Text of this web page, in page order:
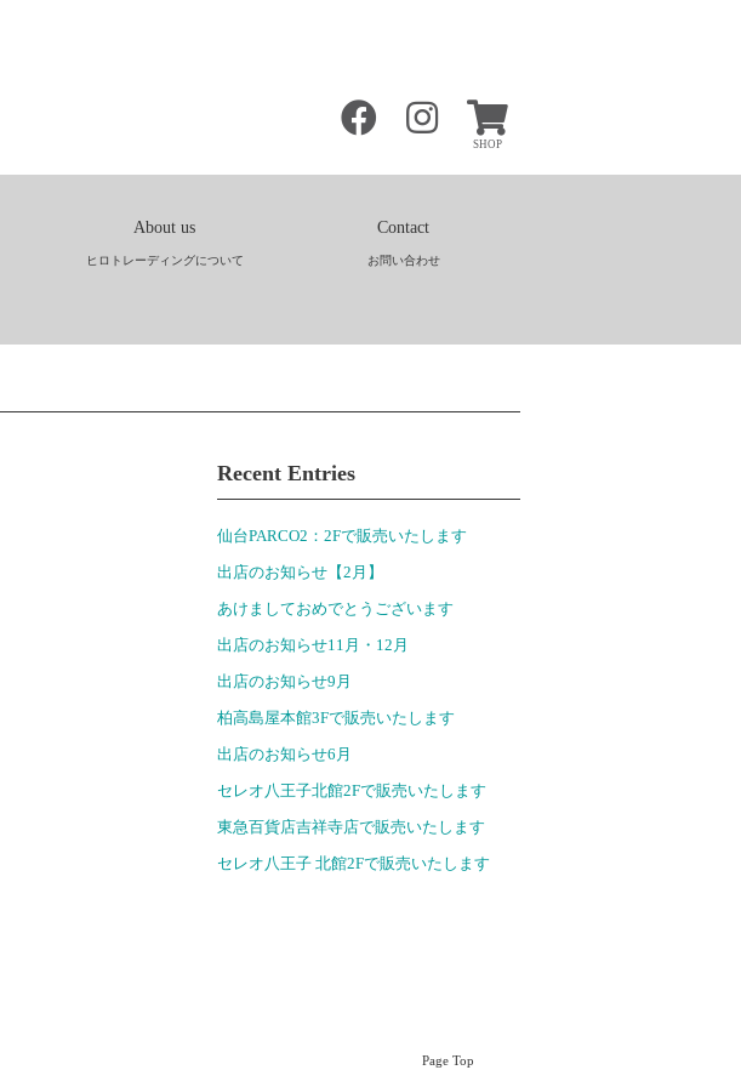
SHOP
About us
ヒロトレーディングについて
Contact
お問い合わせ
Recent Entries
仙台PARCO2：2Fで販売いたします
出店のお知らせ【2月】
あけましておめでとうございます
出店のお知らせ11月・12月
出店のお知らせ9月
柏高島屋本館3Fで販売いたします
出店のお知らせ6月
セレオ八王子北館2Fで販売いたします
東急百貨店吉祥寺店で販売いたします
セレオ八王子 北館2Fで販売いたします
Page Top